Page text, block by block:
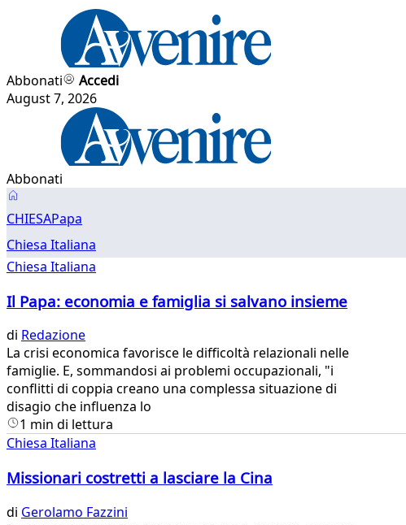
Abbonati
Accedi
August 7, 2026
Abbonati
Chiesa
CHIESAPapa
Chiesa Italiana
Chiesa Italiana
Il Papa: economia e famiglia si salvano insieme
di Redazione
​La crisi economica favorisce le difficoltà relazionali nelle
famiglie. E, sommandosi ai problemi occupazionali, "i
conflitti di coppia creano una complessa situazione di
disagio che influenza lo
1 min di lettura
Chiesa Italiana
Missionari costretti a lasciare la Cina
di Gerolamo Fazzini